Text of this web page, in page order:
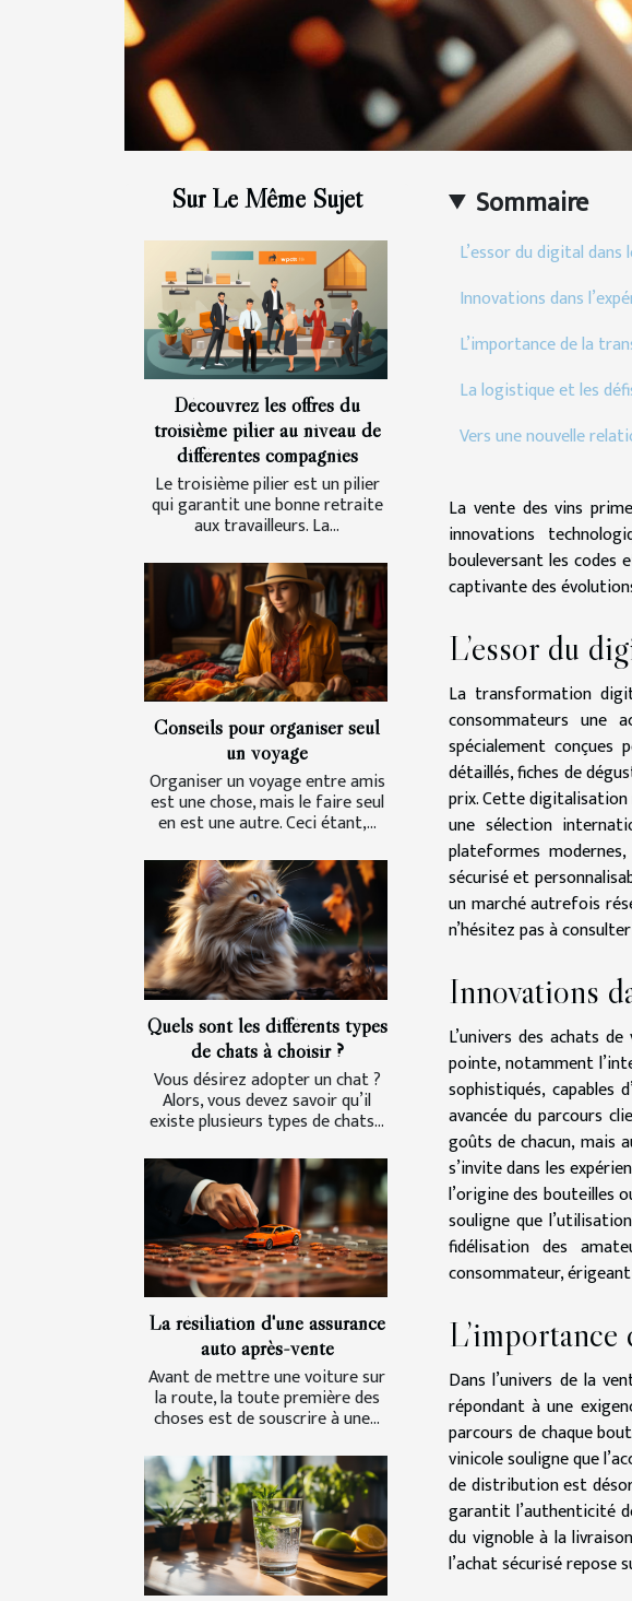
Sur Le Même Sujet
Découvrez les offres du
troisième pilier au niveau de
différentes compagnies
Le troisième pilier est un pilier
qui garantit une bonne retraite
aux travailleurs. La...
Conseils pour organiser seul
un voyage
Organiser un voyage entre amis
est une chose, mais le faire seul
en est une autre. Ceci étant,...
Quels sont les différents types
de chats à choisir ?
Vous désirez adopter un chat ?
Alors, vous devez savoir qu’il
existe plusieurs types de chats...
La résiliation d'une assurance
auto après-vente
Avant de mettre une voiture sur
la route, la toute première des
choses est de souscrire à une...
Sommaire
L’essor du digital dans
Innovations dans
L’importance de la
La logistique et les
Vers une nouvelle
La vente des vins
innovations
bouleversant les codes
captivante des
L’essor du
La transformation
consommateurs une
spécialement conçues
détaillés, fiches de
prix. Cette digitalisation
une sélection
plateformes
sécurisé et
un marché autrefois
n’hésitez pas à
Innovations
L’univers des achats
pointe, notamment
sophistiqués,
avancée du parcours
goûts de chacun, mais
s’invite dans les
l’origine des bouteilles
souligne que
fidélisation des
consommateur,
Dans l’univers de la
répondant à une
parcours de chaque
vinicole souligne que
de distribution est
garantit l’authenticité
du vignoble à la
l’achat sécurisé repose